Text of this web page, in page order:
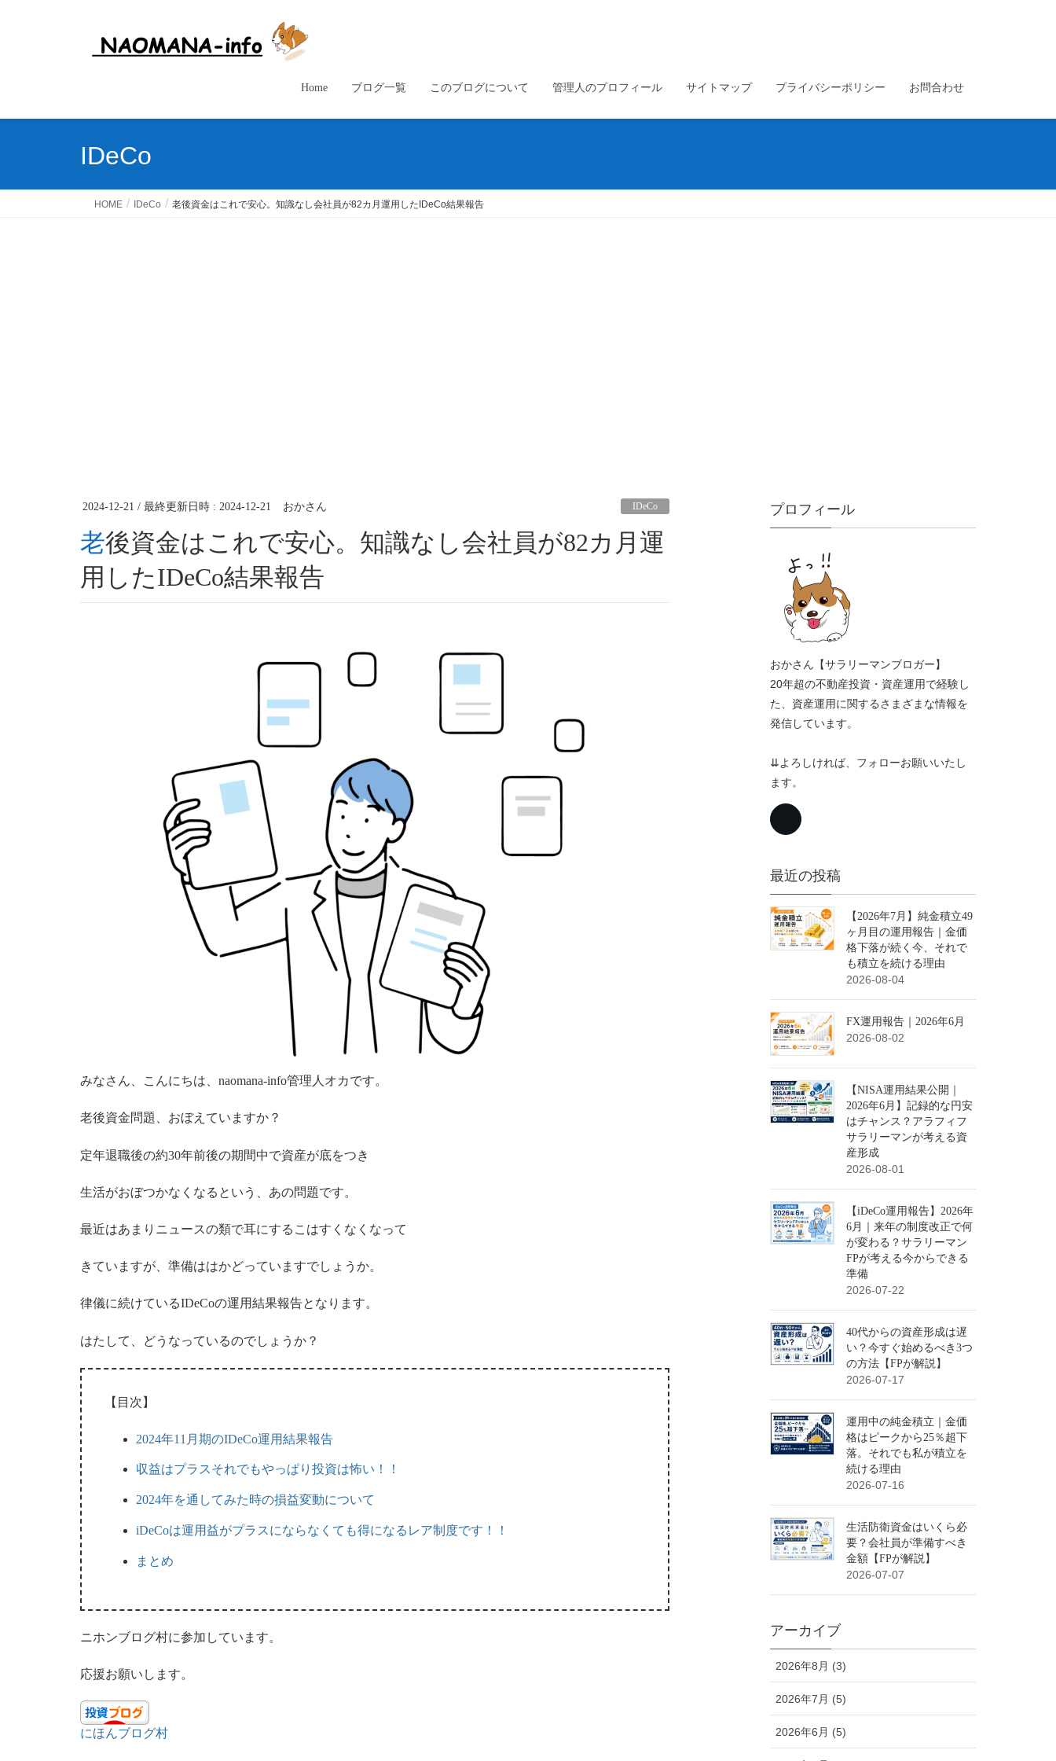
Home ブログ一覧 このブログについて 管理人のプロフィール サイトマップ プライバシーポリシー お問合わせ
IDeCo
HOME IDeCo 老後資金はこれで安心。知識なし会社員が82カ月運用したIDeCo結果報告
2024-12-21 / 最終更新日時 : 2024-12-21 おかさん IDeCo
老後資金はこれで安心。知識なし会社員が82カ月運
用したIDeCo結果報告
みなさん、こんにちは、naomana-info管理人オカです。
老後資金問題、おぼえていますか？
定年退職後の約30年前後の期間中で資産が底をつき
生活がおぼつかなくなるという、あの問題です。
最近はあまりニュースの類で耳にするこはすくなくなって
きていますが、準備ははかどっていますでしょうか。
律儀に続けているIDeCoの運用結果報告となります。
はたして、どうなっているのでしょうか？
【目次】
2024年11月期のIDeCo運用結果報告
収益はプラスそれでもやっぱり投資は怖い！！
2024年を通してみた時の損益変動について
iDeCoは運用益がプラスにならなくても得になるレア制度です！！
まとめ
ニホンブログ村に参加しています。
応援お願いします。
にほんブログ村
プロフィール
おかさん【サラリーマンブロガー】
20年超の不動産投資・資産運用で経験し
た、資産運用に関するさまざまな情報を
発信しています。
⇊よろしければ、フォローお願いいたし
ます。
最近の投稿
【2026年7月】純金積立49
ヶ月目の運用報告｜金価
格下落が続く今、それで
も積立を続ける理由
2026-08-04
FX運用報告｜2026年6月
2026-08-02
【NISA運用結果公開｜
2026年6月】記録的な円安
はチャンス？アラフィフ
サラリーマンが考える資
産形成
2026-08-01
【iDeCo運用報告】2026年
6月｜来年の制度改正で何
が変わる？サラリーマン
FPが考える今からできる
準備
2026-07-22
40代からの資産形成は遅
い？今すぐ始めるべき3つ
の方法【FPが解説】
2026-07-17
運用中の純金積立｜金価
格はピークから25％超下
落。それでも私が積立を
続ける理由
2026-07-16
生活防衛資金はいくら必
要？会社員が準備すべき
金額【FPが解説】
2026-07-07
アーカイブ
2026年8月 (3)
2026年7月 (5)
2026年6月 (5)